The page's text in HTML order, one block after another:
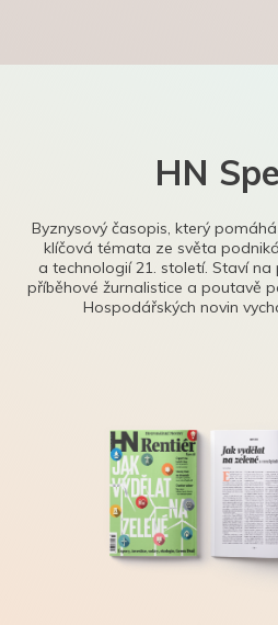
HN
Byznysový časopis, který
klíčová témata ze světa
a technologií 21. století. Staví
příběhové žurnalistice a poutavě
Hospodářských novin